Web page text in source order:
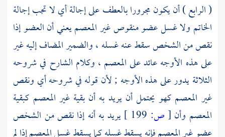
( الرابع ) أن يكون مجرورا بالعطف على إجالة أي لا تجب إجالة
الخاتم ولا غسل عضو منقوص غير المعصم يعني أن العضو إذا
نقص من الشخص سقط عنه غسله ، والضمير المضاف إليه غير
على هذه الأوجه عائد على المعصم ، وكلام الشارح في شروحه
الثلاثة يدور على هذه الأوجه ; لأن قوله في شروحه أي ونقص
غير المعصم كهو يحتمل أن يريد به أن بقية غير المعصم كبقية
المعصم وأن [ص:
يريد به أنه إذا نقص من الشخص